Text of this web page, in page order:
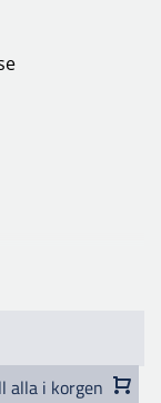
alla i korgen